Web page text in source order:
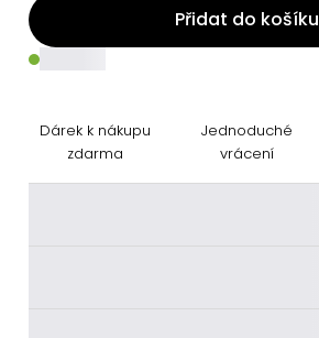
Přidat do košíku
Dárek k nákupu
zdarma
Jednoduché
vrácení